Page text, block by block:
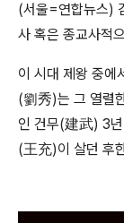
(서울=연합뉴스)
사 혹은 종교사적
이 시대 제왕 중
(劉秀)는 그 열렬
인 건무(建武) 3
(王充)이 살던 후